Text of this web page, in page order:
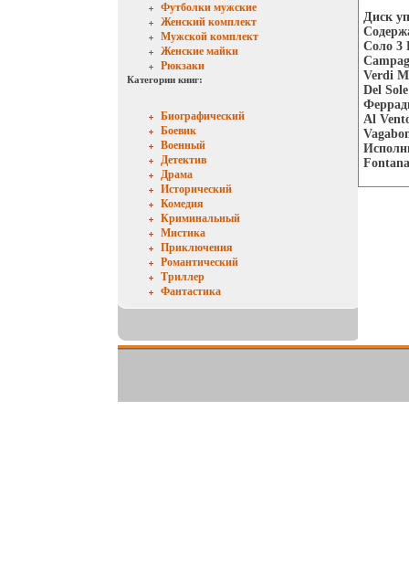
Футболки мужские
Женский комплект
Мужской комплект
Женские майки
Рюкзаки
Категории книг:
Биографический
Боевик
Военный
Детектив
Драма
Исторический
Комедия
Криминальный
Мистика
Приключения
Романтический
Триллер
Фантастика
Диск
Соло 3
Verdi
Del
Al